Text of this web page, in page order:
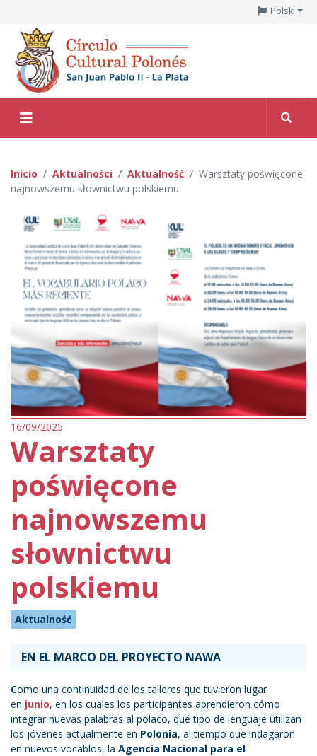
Polski
Inicio Aktualności Aktualność
Warsztaty poświęcone
najnowszemu słownictwu polskiemu
16/09/2025
Warsztaty
poświęcone
najnowszemu
słownictwu
polskiemu
Aktualność
EN EL MARCO DEL PROYECTO NAWA
Como una continuidad de los talleres que tuvieron lugar
en junio, en los cuales los participantes aprendieron cómo
integrar nuevas palabras al polaco, qué tipo de lenguaje utilizan
los jóvenes actualmente en Polonia, al tiempo que indagaron
en nuevos vocablos, la Agencia Nacional para el